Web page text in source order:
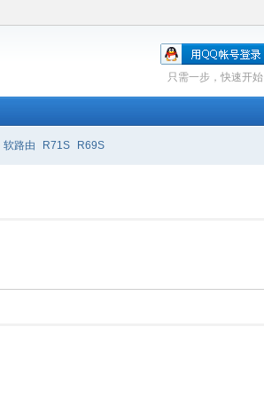
只需一步，快速开始
软路由 R71S R69S